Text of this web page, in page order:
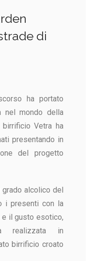
di
ha portato
nel mondo della
birrificio Vetra ha
presentando in
del progetto
alcolico del
i presenti con la
il gusto esotico,
realizzata in
birrificio croato